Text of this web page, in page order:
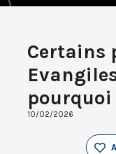
Certains
pourquoi
10/02/2026